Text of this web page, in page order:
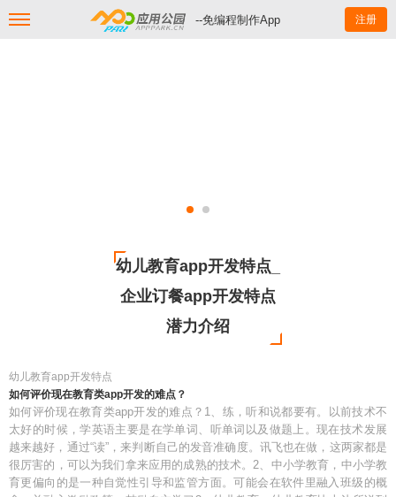
--免编程制作App 注册
幼儿教育app开发特点_
企业订餐app开发特点
潜力介绍
幼儿教育app开发特点
如何评价现在教育类app开发的难点？
如何评价现在教育类app开发的难点？1、练，听和说都要有。以前技术不
太好的时候，学英语主要是在学单词、听单词以及做题上。现在技术发展
越来越好，通过“读”，来判断自己的发音准确度。讯飞也在做，这两家都是
很厉害的，可以为我们拿来应用的成熟的技术。2、中小学教育，中小学教
育更偏向的是一种自觉性引导和监管方面。可能会在软件里融入班级的概